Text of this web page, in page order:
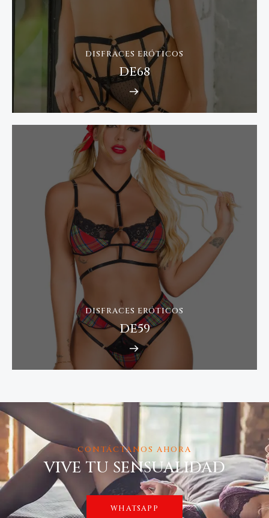
DISFRACES ERÓTICOS
DE68
DISFRACES ERÓTICOS
DE59
CONTÁCTANOS AHORA
VIVE TU SENSUALIDAD
WHATSAPP